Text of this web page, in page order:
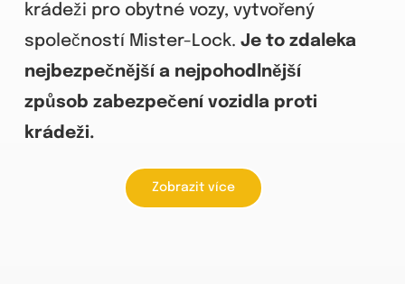
krádeži pro obytné vozy, vytvořený
společností Mister-Lock. Je to zdaleka
nejbezpečnější a nejpohodlnější
způsob zabezpečení vozidla proti
krádeži.
Zobrazit více